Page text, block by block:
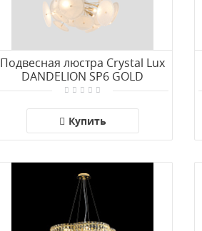
Подвесная люстра Crystal Lux
DANDELION SP6 GOLD
Купить